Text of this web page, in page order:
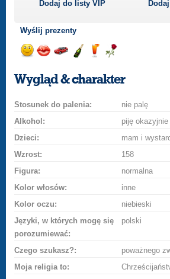
Dodaj do listyVIP
Wyślij prezenty
uśmiech
buziakasamochodem
szampana
drinka
różę
Wygląd & charakter
Stosunek do palenia:
nie palę
Alkohol:
piję okazyjnie
Dzieci:
mam i
Wzrost:
158
Figura:
normalna
Kolor włosów:
inne
Kolor oczu:
niebieski
Języki, w których mogę się
porozumiewać:
polski
Czego szukasz?:
poważnego
Moja religia to: